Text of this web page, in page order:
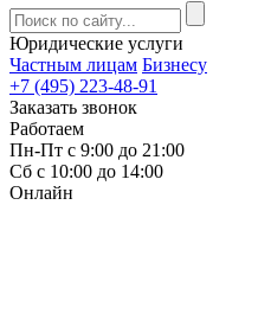
Юридические услуги
Частным лицам Бизнесу
+7 (495) 223-48-91
Заказать звонок
Работаем
Пн-Пт с 9:00 до 21:00
Сб с 10:00 до 14:00
Онлайн